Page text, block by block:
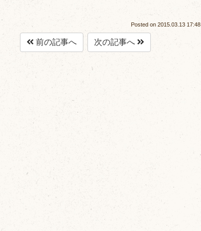
Posted on 2015.03.13 17:48
前の記事へ 次の記事へ